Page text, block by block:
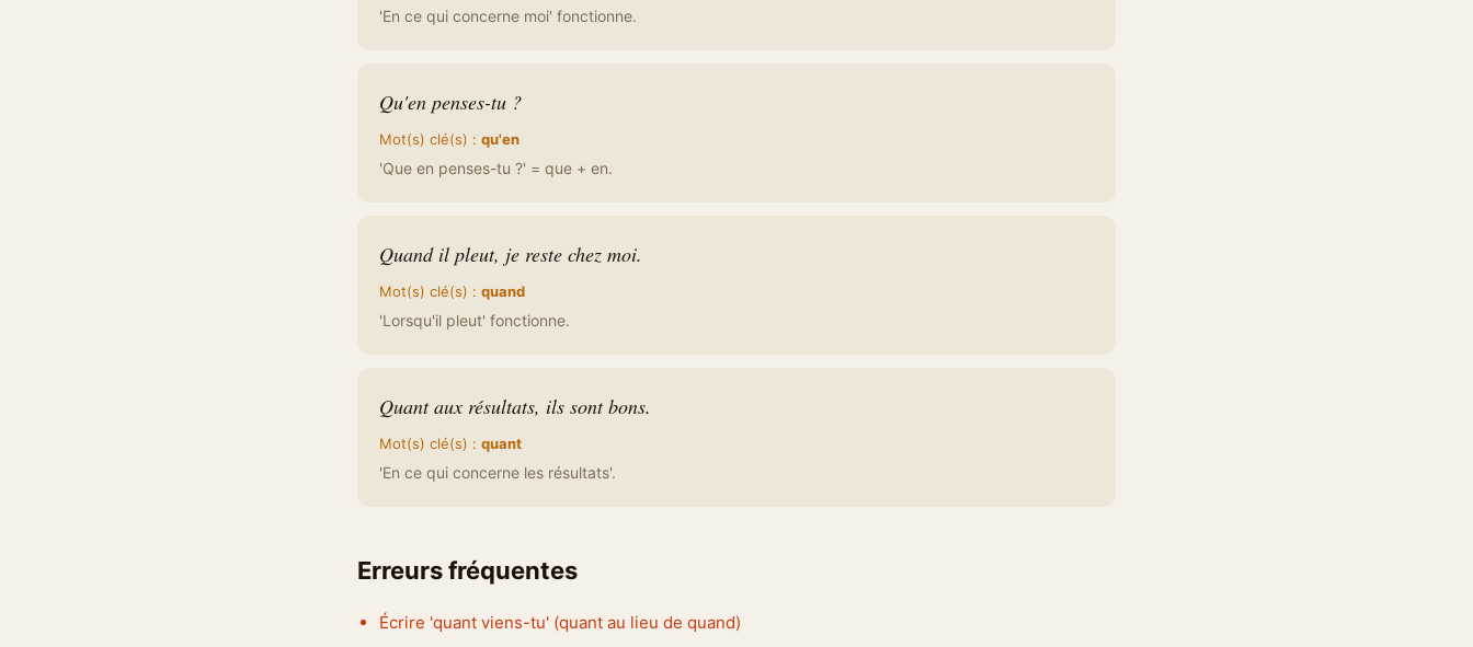
'En ce qui concerne moi' fonctionne.
Qu'en penses-tu ?
Mot(s) clé(s) : qu'en
'Que en penses-tu ?' = que + en.
Quand il pleut, je reste chez moi.
Mot(s) clé(s) : quand
'Lorsqu'il pleut' fonctionne.
Quant aux résultats, ils sont bons.
Mot(s) clé(s) : quant
'En ce qui concerne les résultats'.
Erreurs fréquentes
Écrire 'quant viens-tu' (quant au lieu de quand)